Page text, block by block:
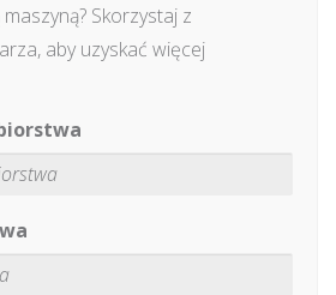
Skorzystaj z
aby uzyskać więcej